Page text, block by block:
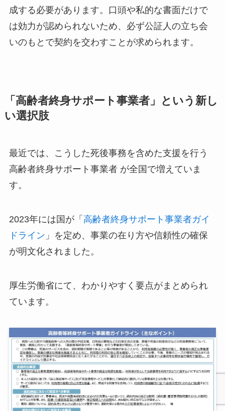
成する必要があります。口頭や私的な書面だけで
は効力が認められないため、必ず公証人の立ち会
いのもとで契約を交わすことが求められます。
「高齢者終身サポート事業者」という新し
い選択肢
最近では、こうした死後事務を含めた支援を行う
高齢者終身サポート事業者 が全国で増えていま
す。
2023年には国が「 高齢者終身サポート事業者ガイ
ドライン 」を定め、事業の在り方や信頼性の確保
が明文化されました。
厚生労働省にて、わかりやすく要点がまとめられ
ています。